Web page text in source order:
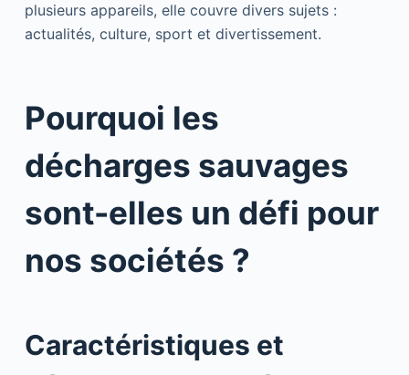
plusieurs appareils, elle couvre divers sujets :
actualités, culture, sport et divertissement.
Pourquoi les
décharges sauvages
sont-elles un défi pour
nos sociétés ?
Caractéristiques et